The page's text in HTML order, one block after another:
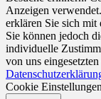
Anzeigen
erklären Sie sich mit
Sie können jedoch
individuelle
von uns
Cookie Einstellungen